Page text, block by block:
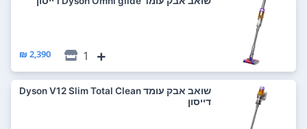
1
2,390 ₪
‏שואב אבק עומד Dyson V12 Slim Total Clean
דייסון